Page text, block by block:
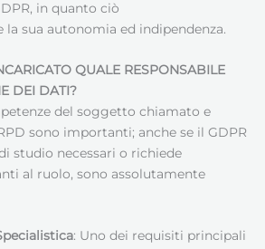
in quanto ciò
sua autonomia ed indipendenza.
QUALE RESPONSABILE
DEI DATI?
del soggetto chiamato e
sono importanti; anche se il GDPR
studio necessari o richiede
al ruolo, sono assolutamente
: Uno dei requisiti principali